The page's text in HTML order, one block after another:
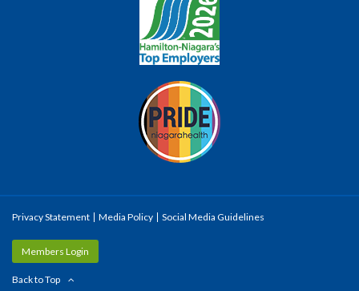
Privacy Statement Media Policy Social Media Guidelines
Members Login
Back to Top